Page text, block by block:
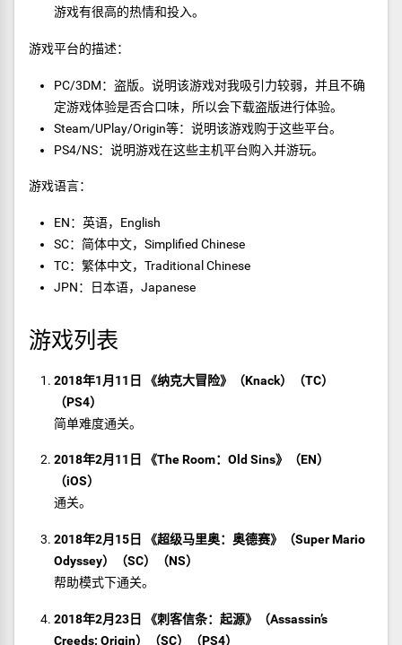
游戏有很高的热情和投入。
游戏平台的描述：
PC/3DM：盗版。说明该游戏对我吸引力较弱，并且不确
定游戏体验是否合口味，所以会下载盗版进行体验。
Steam/UPlay/Origin等：说明该游戏购于这些平台。
PS4/NS：说明游戏在这些主机平台购入并游玩。
游戏语言：
EN：英语，English
SC：简体中文，Simplified Chinese
TC：繁体中文，Traditional Chinese
JPN：日本语，Japanese
游戏列表
2018年1月11日 《纳克大冒险》（Knack）（TC）
（PS4）
简单难度通关。
2018年2月11日 《The Room：Old Sins》（EN）
（iOS）
通关。
2018年2月15日 《超级马里奥：奥德赛》（Super Mario
Odyssey）（SC）（NS）
帮助模式下通关。
2018年2月23日 《刺客信条：起源》（Assassin’s
Creeds: Origin）（SC）（PS4）